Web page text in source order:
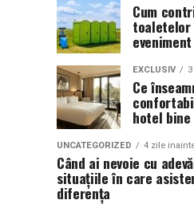
Cum
toaletelor
EXCLUSIV
Ce
hotel
UNCATEGORIZED 4 zile
Când ai nevoie cu
situațiile în care
diferența